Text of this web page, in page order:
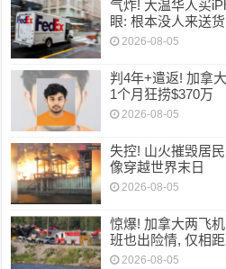
气炸! 大温华人买
眼: 根本没人来送货
2026-08-05
判4年+遣返! 加拿
1个月狂捞$370万
2026-08-05
失控! 山火摧毁居
像穿越世界末日
2026-08-05
惊爆! 加拿大两飞
班也出险情, 仅相
2026-08-05